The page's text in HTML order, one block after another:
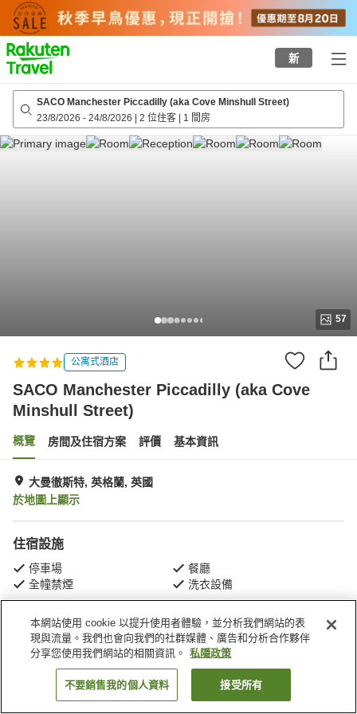
to
top
page
新
SACO Manchester Piccadilly (aka Cove Minshull Street)
23/8/2026 - 24/8/2026 | 2 位住客 | 1 間房
57
公寓式酒店
SACO Manchester Piccadilly (aka Cove
Minshull Street)
概覽 房間及住宿方案 評價 基本資訊
大曼徹斯特, 英格蘭, 英國
於地圖上顯示
住宿設施
停車場
餐廳
全幢禁煙
洗衣設備
主頁 英國 英格蘭
大曼徹斯特
SACO Manchester Piccadilly (aka Cove Minshull Street)
找客房
本網站使用 cookie 以提升使用者體驗，並分析我們網站的表
現與流量。我們也會向我們的社群媒體、廣告和分析合作夥伴
分享您使用我們網站的相關資訊。
私隱政策
不要銷售我的個人資料 接受所有